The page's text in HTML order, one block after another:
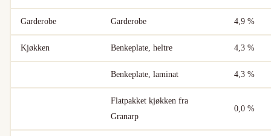
Garderobe Garderobe 4,9 %
Kjøkken Benkeplate, heltre 4,3 %
Benkeplate, laminat 4,3 %
Flatpakket kjøkken fra
Granarp
0,0 %